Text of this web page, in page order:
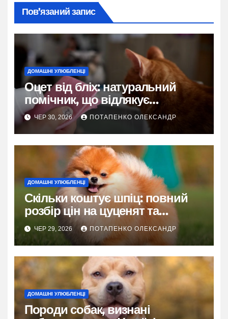
Пов’язаний запис
ДОМАШНІ УЛЮБЛЕНЦІ
Оцет від бліх: натуральний
помічник, що відлякує
паразитів, але потребує
розумного підходу
ЧЕР 30, 2026 ПОТАПЕНКО ОЛЕКСАНДР
ДОМАШНІ УЛЮБЛЕНЦІ
Скільки коштує шпіц: повний
розбір цін на цуценят та
утримання
ЧЕР 29, 2026 ПОТАПЕНКО ОЛЕКСАНДР
ДОМАШНІ УЛЮБЛЕНЦІ
Породи собак, визнані